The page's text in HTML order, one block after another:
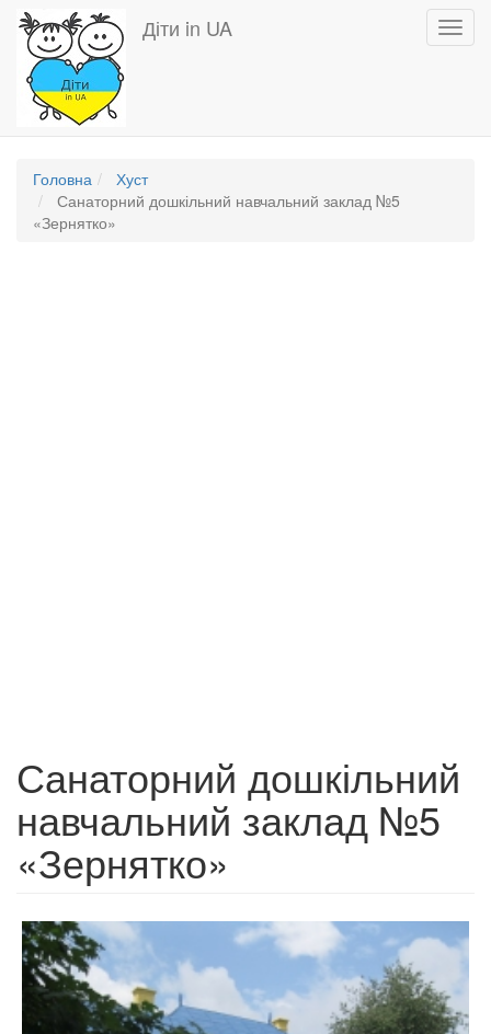
Перейти
основного
вмісту
Діти in UA
Головна
Хуст
Санаторний дошкільний навчальний заклад №5
«Зернятко»
Санаторний дошкільний
навчальний заклад №5
«Зернятко»